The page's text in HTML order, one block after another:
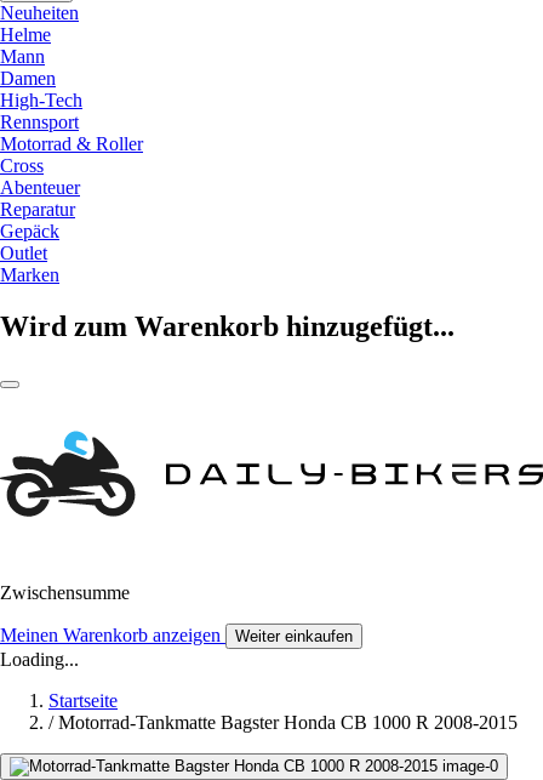
Neuheiten
Helme
Mann
Damen
High-Tech
Rennsport
Motorrad & Roller
Cross
Abenteuer
Reparatur
Gepäck
Outlet
Marken
Wird zum Warenkorb hinzugefügt...
Zwischensumme
Meinen Warenkorb anzeigen Weiter einkaufen
Loading...
Startseite
/ Motorrad-Tankmatte Bagster Honda CB 1000 R 2008-2015